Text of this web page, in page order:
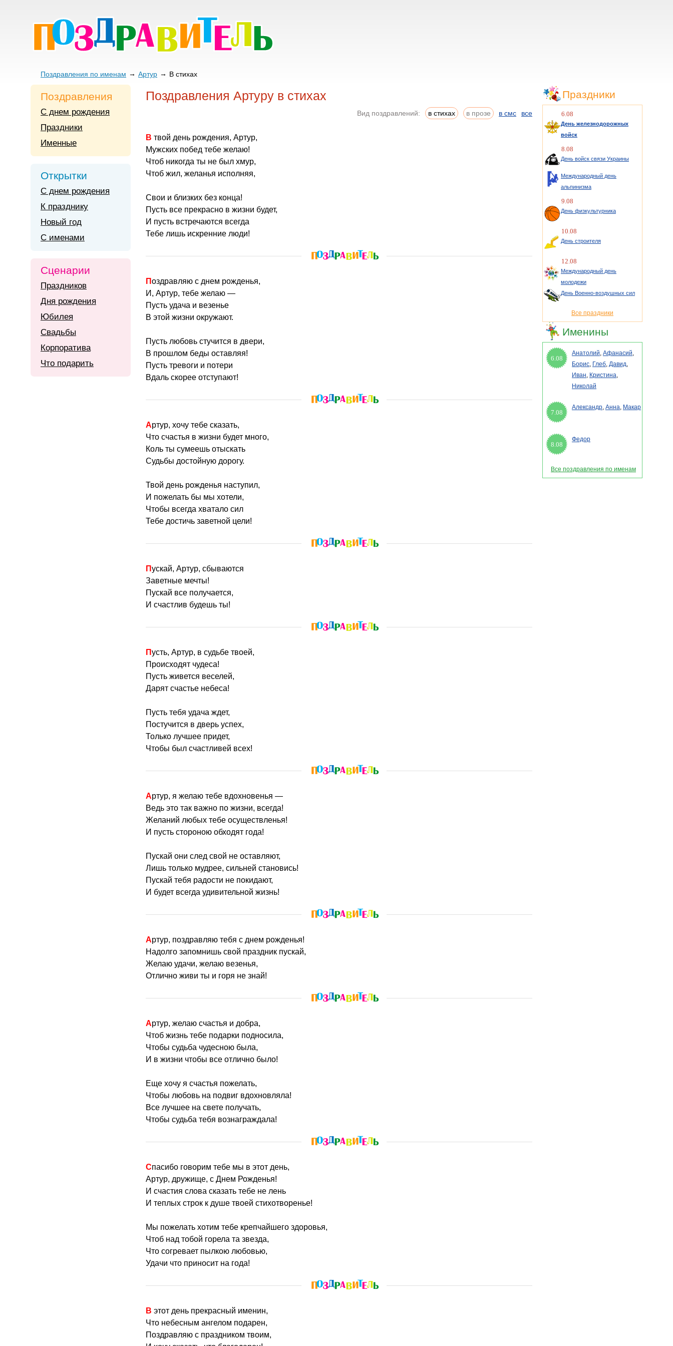
Поздравления по именам Артур В стихах
Поздравления Артуру в стихах
Вид поздравлений: в стихах в прозе в смс все
В твой день рождения, Артур,
Мужских побед тебе желаю!
Чтоб никогда ты не был хмур,
Чтоб жил, желанья исполняя,
Свои и близких без конца!
Пусть все прекрасно в жизни будет,
И пусть встречаются всегда
Тебе лишь искренние люди!
Поздравляю с днем рожденья,
И, Артур, тебе желаю —
Пусть удача и везенье
В этой жизни окружают.
Пусть любовь стучится в двери,
В прошлом беды оставляя!
Пусть тревоги и потери
Вдаль скорее отступают!
Артур, хочу тебе сказать,
Что счастья в жизни будет много,
Коль ты сумеешь отыскать
Судьбы достойную дорогу.
Твой день рожденья наступил,
И пожелать бы мы хотели,
Чтобы всегда хватало сил
Тебе достичь заветной цели!
Пускай, Артур, сбываются
Заветные мечты!
Пускай все получается,
И счастлив будешь ты!
Пусть, Артур, в судьбе твоей,
Происходят чудеса!
Пусть живется веселей,
Дарят счастье небеса!
Пусть тебя удача ждет,
Постучится в дверь успех,
Только лучшее придет,
Чтобы был счастливей всех!
Артур, я желаю тебе вдохновенья —
Ведь это так важно по жизни, всегда!
Желаний любых тебе осуществленья!
И пусть стороною обходят года!
Пускай они след свой не оставляют,
Лишь только мудрее, сильней становись!
Пускай тебя радости не покидают,
И будет всегда удивительной жизнь!
Артур, поздравляю тебя с днем рожденья!
Надолго запомнишь свой праздник пускай,
Желаю удачи, желаю везенья,
Отлично живи ты и горя не знай!
Артур, желаю счастья и добра,
Чтоб жизнь тебе подарки подносила,
Чтобы судьба чудесною была,
И в жизни чтобы все отлично было!
Еще хочу я счастья пожелать,
Чтобы любовь на подвиг вдохновляла!
Все лучшее на свете получать,
Чтобы судьба тебя вознаграждала!
Спасибо говорим тебе мы в этот день,
Артур, дружище, с Днем Рожденья!
И счастия слова сказать тебе не лень
И теплых строк к душе твоей стихотворенье!
Мы пожелать хотим тебе крепчайшего здоровья,
Чтоб над тобой горела та звезда,
Что согревает пылкою любовью,
Удачи что приносит на года!
В этот день прекрасный именин,
Что небесным ангелом подарен,
Поздравляю с праздником твоим,
Поздравления
С днем рождения
Праздники
Именные
Открытки
С днем рождения
К празднику
Новый год
С именами
Сценарии
Праздников
Дня рождения
Юбилея
Свадьбы
Корпоратива
Что подарить
Праздники
6.08
День железнодорожных
войск
8.08
День войск связи Украины
Международный день
альпинизма
9.08
День физкультурника
10.08
День строителя
12.08
Международный день
молодежи
День Военно-воздушных сил
Все праздники
Именины
6.08
Анатолий, Афанасий,
Борис, Глеб, Давид,
Иван, Кристина,
Николай
7.08
Александр, Анна, Макар
8.08
Федор
Все поздравления по именам